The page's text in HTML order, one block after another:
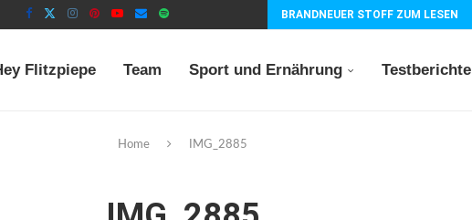
BRANDNEUER STOFF ZUM LESEN
Flitzpiepe Team Sport und Ernährung Testberichte
Home IMG_2885